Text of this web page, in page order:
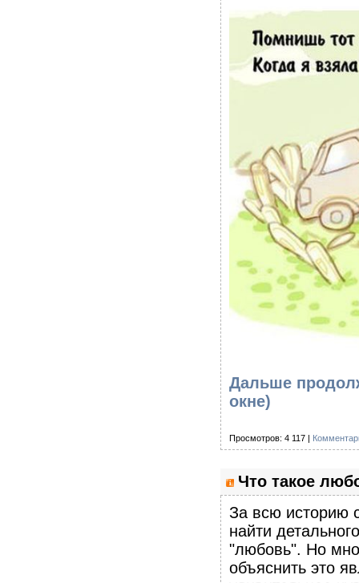
Дальше
окне)
Просмотров: 4 117 |
Что такое
За всю историю
найти
"любовь". Но
объяснить это